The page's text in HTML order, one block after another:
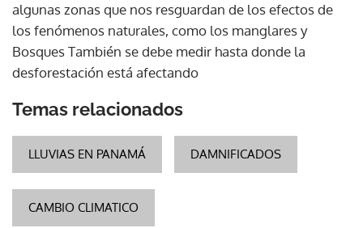
algunas zonas que nos resguardan de los efectos de
los fenómenos naturales, como los manglares y
Bosques También se debe medir hasta donde la
desforestación está afectando
Temas relacionados
LLUVIAS EN PANAMÁ DAMNIFICADOS
CAMBIO CLIMATICO